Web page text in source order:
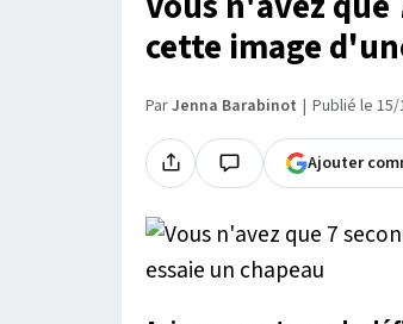
cette image
ParJenna Barabinot Publié le 15/
Ajouter